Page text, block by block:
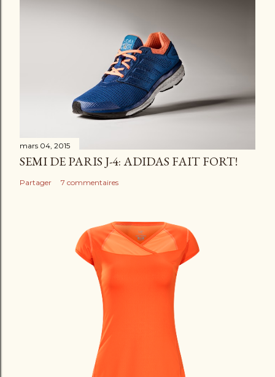
mars 04, 2015
SEMI DE PARIS J-4: ADIDAS FAIT FORT!
Partager 7 commentaires